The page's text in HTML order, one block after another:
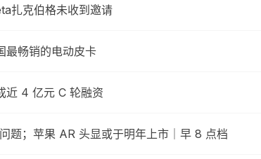
扎克伯格未收到邀请
畅销的电动皮卡
近 4 亿元 C 轮融资
题；苹果 AR 头显或于明年上市｜早 8 点档